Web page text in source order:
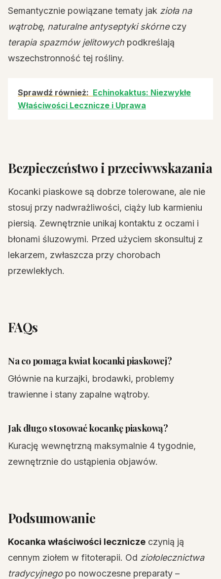
Semantycznie powiązane tematy jak zioła na
wątrobę, naturalne antyseptyki skórneczy
terapia spazmów jelitowych podkreślają
wszechstronność tej rośliny.
Sprawdź również: Echinokaktus: Niezwykłe
Właściwości Lecznicze i Uprawa
Bezpieczeństwo i przeciwwskazania
Kocanki piaskowe są dobrze tolerowane, ale nie
stosuj przy nadwrażliwości, ciąży lub karmieniu
piersią. Zewnętrznie unikaj kontaktu z oczami i
błonami śluzowymi. Przed użyciem skonsultuj z
lekarzem, zwłaszcza przy chorobach
przewlekłych.
FAQs
Na co pomaga kwiat kocanki piaskowej?
Głównie na kurzajki, brodawki, problemy
trawienne i stany zapalne wątroby.
Jak długo stosować kocankę piaskową?
Kurację wewnętrzną maksymalnie 4 tygodnie,
zewnętrznie do ustąpienia objawów.
Podsumowanie
Kocanka właściwości lecznicze czynią ją
cennym ziołem w fitoterapii. Od ziołolecznictwa
tradycyjnegopo nowoczesne preparaty –